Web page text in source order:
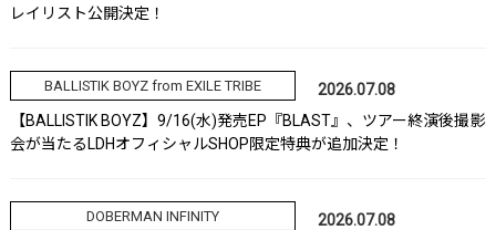
レイリスト公開決定！
BALLISTIK BOYZ from EXILE TRIBE
2026.07.08
【BALLISTIK BOYZ】9/16(水)発売EP『BLAST』、ツアー終演後撮影
会が当たるLDHオフィシャルSHOP限定特典が追加決定！
DOBERMAN INFINITY
2026.07.08